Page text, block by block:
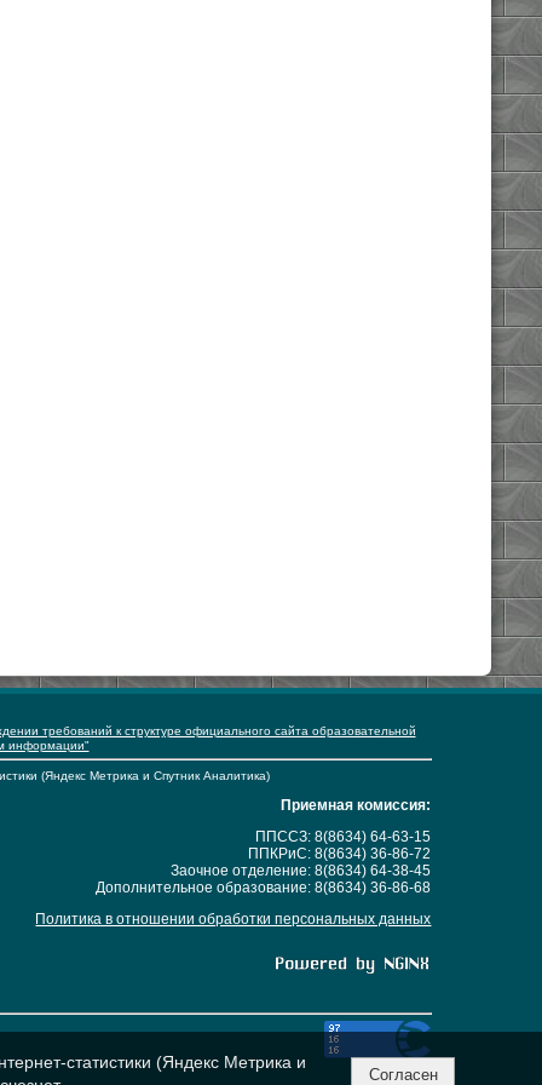
требований к структуре официального сайта образовательной
информации"
(Яндекс Метрика и Спутник Аналитика)
Приемная комиссия:
ППССЗ: 8(8634) 64-63-15
ППКРиС: 8(8634) 36-86-72
Заочное отделение: 8(8634) 64-38-45
Дополнительное образование: 8(8634) 36-86-68
Политика в отношении обработки персональных данных
статистики (Яндекс Метрика и
Согласен